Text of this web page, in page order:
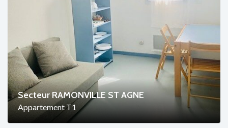
Secteur RAMONVILLE ST AGNE
Appartement T1